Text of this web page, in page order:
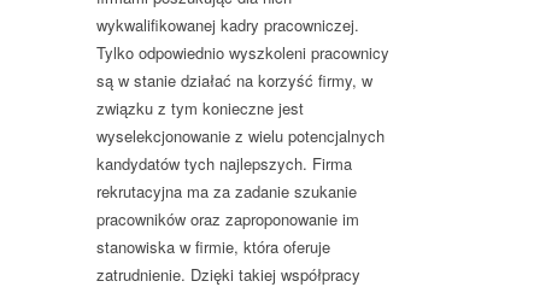
wykwalifikowanej kadry pracowniczej.
Tylko odpowiednio wyszkoleni pracownicy
są w stanie działać na korzyść firmy, w
związku z tym konieczne jest
wyselekcjonowanie z wielu potencjalnych
kandydatów tych najlepszych. Firma
rekrutacyjna ma za zadanie szukanie
pracowników oraz zaproponowanie im
stanowiska w firmie, która oferuje
zatrudnienie. Dzięki takiej współpracy